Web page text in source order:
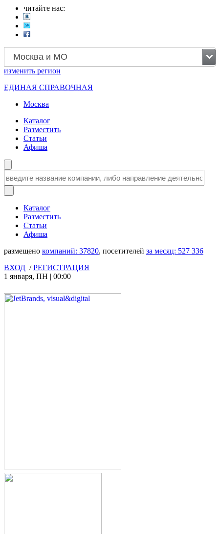
читайте нас:
Москва и МО
изменить регион
ЕДИНАЯ СПРАВОЧНАЯ
Москва
Каталог
Разместить
Статьи
Афиша
Каталог
Разместить
Статьи
Афиша
размещено компаний: 37820, посетителей за месяц: 527 336
ВХОД /РЕГИСТРАЦИЯ
1 января, ПН | 00:00